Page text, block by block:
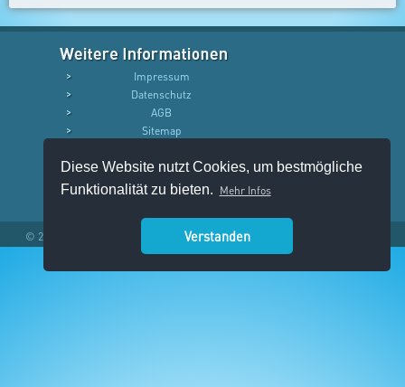
Diese Website nutzt Cookies, um bestmögliche
Funktionalität zu bieten. Mehr Infos
Verstanden
Impressum
Datenschutz
AGB
Sitemap
© 2026 Ansagenshop.de - ein Service des Pinguin Park Recording Studios